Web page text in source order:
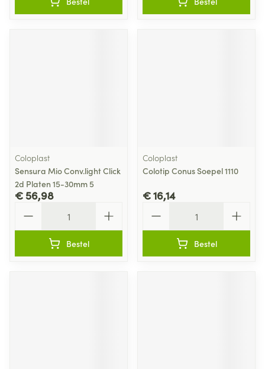
Coloplast
Sensura Mio Conv.light Click
2d Platen 15-30mm 5
€ 56,98
Bestel
Coloplast
Colotip Conus Soepel 1110
€ 16,14
Bestel